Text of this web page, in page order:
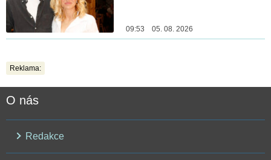
09:53 05. 08. 2026
Reklama:
O nás
Redakce